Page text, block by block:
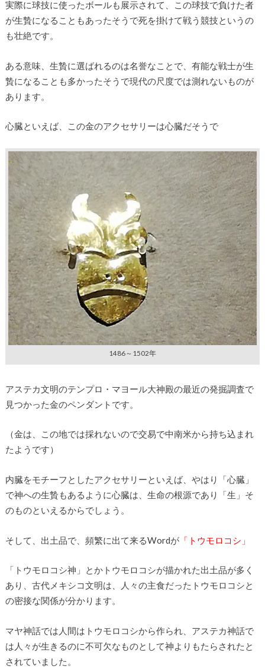
実際に球技に使ったボールも展示されて、この球技で負けた者
が生贄になることもあったそうで死を掛けて戦う競技というの
も壮絶です。
ある意味、生贄に選ばれるのは名誉なことで、有能な戦士が生
贄になることも多かったそうで現代の尺度では測れないものが
あります。
心臓といえば、この金のアクセサリーは心臓だそうで
1486～1502年
アステカ文明のテンプロ・マヨール大神殿の最近の発掘調査で
見つかった金のペンダントです。
（金は、この地では採れないので交易で中南米から持ち込まれ
たようです）
内臓をモチーフとしたアクセサリーといえば、やはり「心臓」
で神への生贄もあるように心臓は、生命の根源であり「生」そ
のものといえるからでしょう。
そして、出土品で、頻繁に出て来るWordが「トウモロコシ」
「トウモロコシ神」とかトウモロコシが描かれた出土品が多く
あり、古代メキシコ文明は、人々の主食だったトウモロコシと
の密接な関係が分かります。
マヤ神話では人間はトウモロコシから作られ、アステカ神話で
は人々が生きるのに不可欠なものとして神よりもたらされたと
されていました。